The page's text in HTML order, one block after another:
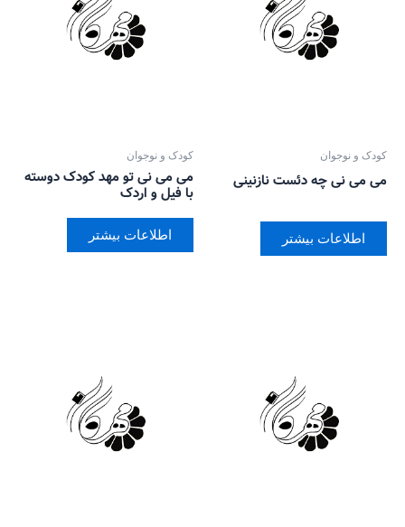
کودک و نوجوان
می می نی چه دئست نازنینی
اطلاعات بیشتر
کودک و نوجوان
می می نی تو مهد کودک دوسته
با فیل و اردک
اطلاعات بیشتر